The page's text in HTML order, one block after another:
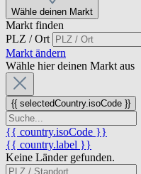
Wähle deinen Markt
Markt finden
PLZ / Ort
Markt ändern
Wähle hier deinen Markt aus
{{ selectedCountry.isoCode }}
{{ country.isoCode }}
{{ country.label }}
Keine Länder gefunden.